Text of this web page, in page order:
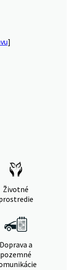
]
Životné
Doprava a
pozemné